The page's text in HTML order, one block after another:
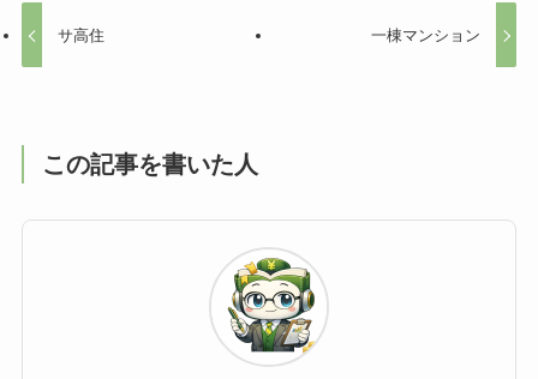
サ高住 一棟マンション
この記事を書いた人